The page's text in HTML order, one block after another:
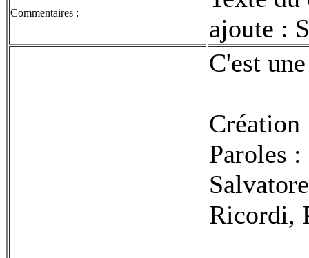
Commentaires :
ajoute :
C'est
Paroles
Ricordi,